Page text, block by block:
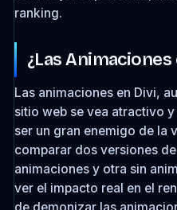
ranking.
¿Las
Las animaciones en Divi,
sitio web se vea atractivo
ser un gran enemigo de la
comparar dos versiones
animaciones y otra sin
ver el impacto real en el